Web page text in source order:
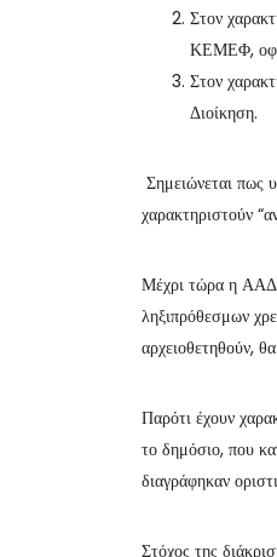
Στον
ΚΕΜΕΦ,
Στον
Διοίκηση.
Σημειώνεται πως
χαρακτηριστούν
Μέχρι τώρα η
ληξιπρόθεσμων
αρχειοθετηθούν,
Παρότι έχουν
το δημόσιο, που
διαγράφηκαν
Στόχος της